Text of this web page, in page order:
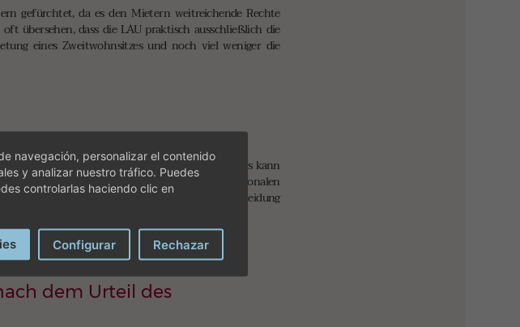
gefürchtet, da es den Mietern weitreichende Rechte
übersehen, dass die LAU praktisch ausschließlich die
eines Zweitwohnsitzes und noch viel weniger die
einer Immobilie in Spanien einzusetzen. Es kann
oft aber auch, weg von allen rationalen
wirkliche Tragweiter einer so irreversiblen Entscheidung
dem Urteil des
navegación, personalizar el contenido
y analizar nuestro tráfico. Puedes
controlarlas haciendo clic en
Configurar Rechazar